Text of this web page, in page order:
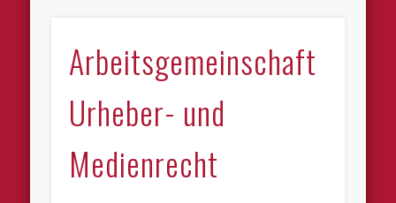
Arbeitsgemeinschaft
Urheber- und
Medienrecht